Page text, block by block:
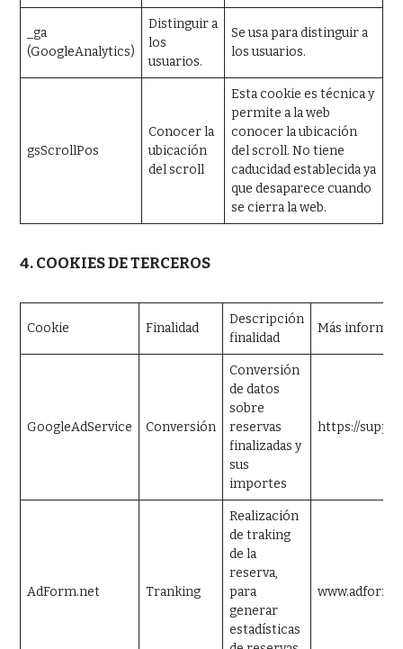
_ga
(GoogleAnalytics)
Distinguir a
los
usuarios.
Se usa para distinguir a
los usuarios.
gsScrollPos
Conocer la
ubicación
del scroll
Esta cookie es técnica y
permite a la web
conocer la ubicación
del scroll. No tiene
caducidad establecida ya
que desaparece cuando
se cierra la web.
4. COOKIES DE TERCEROS
Cookie Finalidad
Descripción
finalidad
Más
GoogleAdService Conversión
Conversión
de datos
sobre
reservas
finalizadas y
sus
importes
https://
AdForm.net Tranking
Realización
de traking
de la
reserva,
para
generar
estadísticas